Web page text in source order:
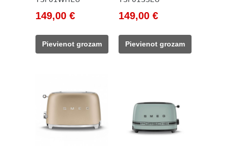
Original
was:
171,00 €.
149,00 €Current
149,00 €.
Pievienot grozam
Original
was:
171,00 €.
149,00 €Current
149,00 €.
Pievienot grozam